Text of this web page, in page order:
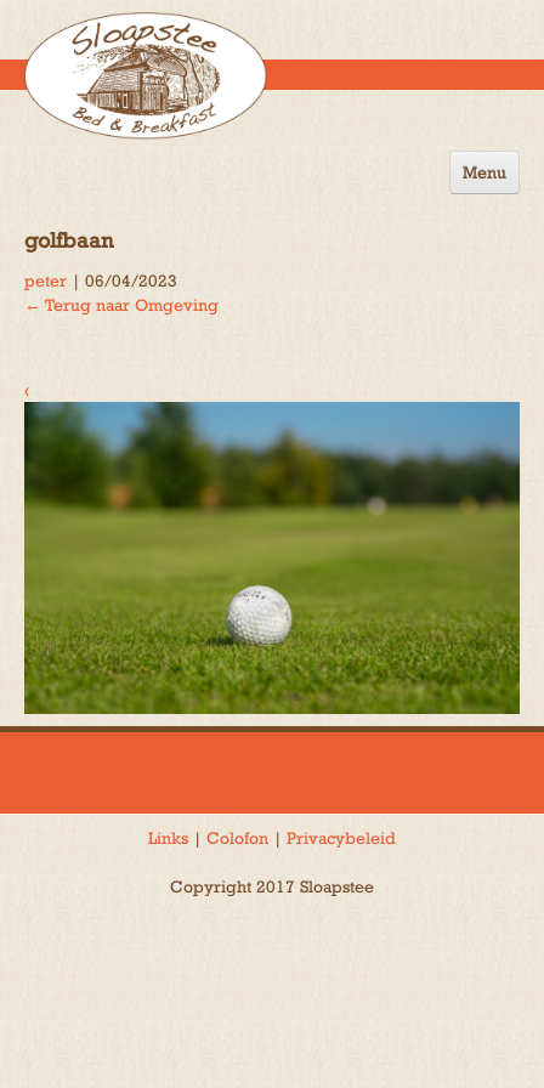
Menu
Reserveren
Contact
golfbaan
peter | 06/04/2023
← Terug naar Omgeving
‹
Links | Colofon | Privacybeleid
Copyright 2017 Sloapstee